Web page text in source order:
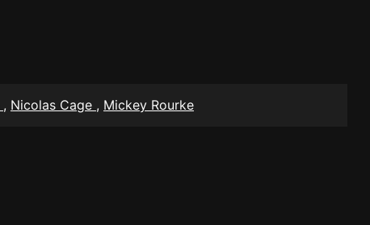
, Nicolas Cage , Mickey Rourke